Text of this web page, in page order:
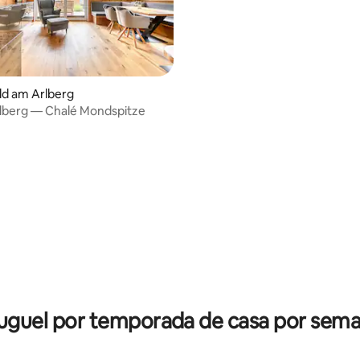
am Arlberg
— Chalé Mondspitze
por temporada de casa por